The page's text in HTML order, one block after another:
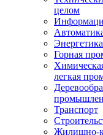
целом
Горная
легкая
Транспорт
Жилищно-